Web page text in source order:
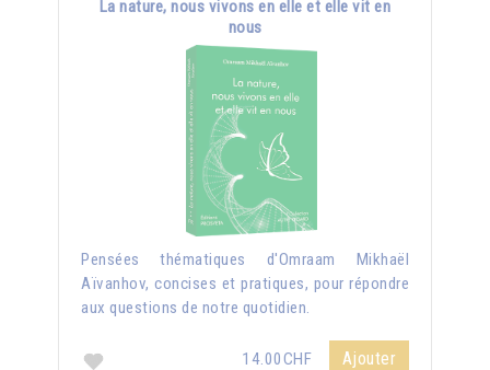
La nature, nous vivons en elle et elle vit en
nous
Pensées thématiques d'Omraam Mikhaël
Aïvanhov, concises et pratiques, pour répondre
aux questions de notre quotidien.
14.00CHF Ajouter